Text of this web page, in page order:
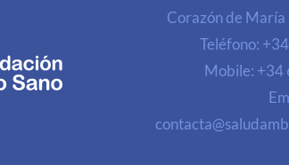
Corazón de
Teléfono:
Mobile: +34